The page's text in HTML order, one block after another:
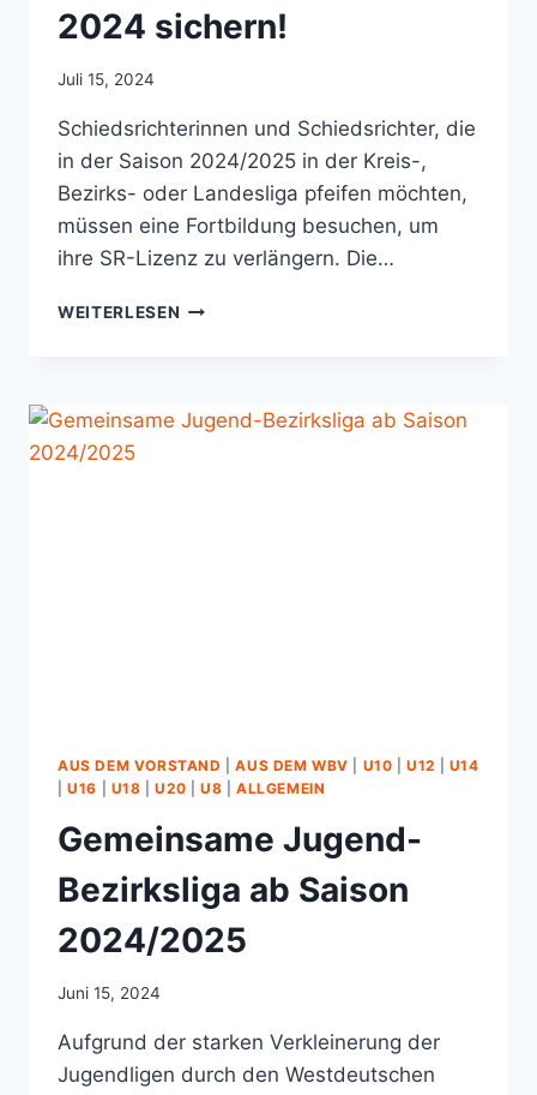
2024 sichern!
Juli 15, 2024
Schiedsrichterinnen und Schiedsrichter, die
in der Saison 2024/2025 in der Kreis-,
Bezirks- oder Landesliga pfeifen möchten,
müssen eine Fortbildung besuchen, um
ihre SR-Lizenz zu verlängern. Die…
WEITERLESEN AN
FÜR
AUS DEM VORSTAND |AUS DEM WBV U10 |U12
U14
|U16 U18 |U20 U8 ALLGEMEIN
Gemeinsame Jugend-
Bezirksliga ab Saison
2024/2025
Juni 15, 2024
Aufgrund der starken Verkleinerung der
Jugendligen durch den Westdeutschen